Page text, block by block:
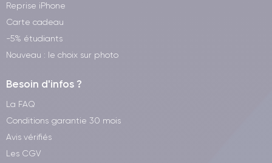
Reprise iPhone
Carte cadeau
-5% étudiants
Nouveau : le choix sur photo
Besoin d'infos ?
La FAQ
Conditions garantie 30 mois
Avis vérifiés
Les CGV